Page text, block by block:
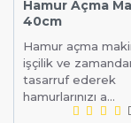
Hamur Açma
40cm
Hamur açma
işçilik ve
tasarruf ederek
hamurlarınızı a...